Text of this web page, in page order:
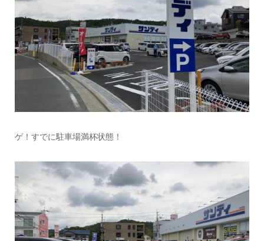
ゲ！すでに駐車場満杯状態！